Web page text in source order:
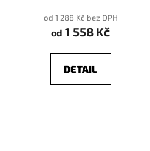
od 1 288 Kč bez DPH
od 1 558 Kč
DETAIL